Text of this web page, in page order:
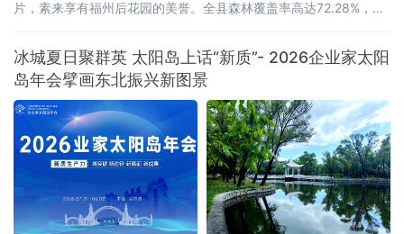
片，素来享有福州后花园的美誉。全县森林覆盖率高达72.28%，连
沛，孕育出独有的山地小气候，冬无严寒、夏无酷暑，夏季昼夜温
差分明，空气温润通透，是静养元气、调理身心的天然福地，为当
地发展高端康养旅居产业，构筑了其他区域难以复刻的生态底层
冰城夏日聚群英 太阳岛上话“新质”- 2026企业家太阳
岛年会擘画东北振兴新图景